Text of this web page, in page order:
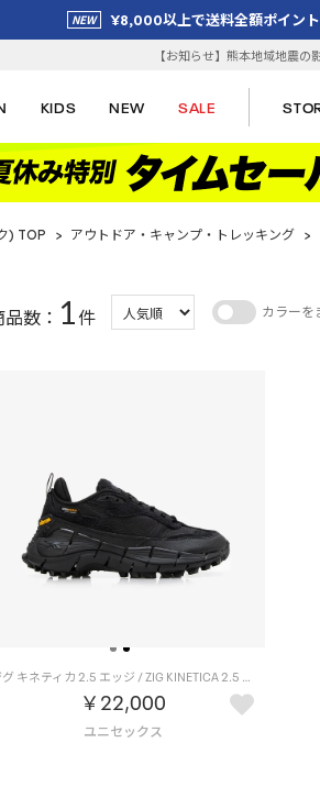
¥8,000以上で送料全額ポイ
【お知らせ】熊本地域地震の
KIDS NEW SALE
) TOP > アウトドア・キャンプ・トレッキング >
品数： 1件 カラーを
ジグ キネティカ 2.5 エッジ / ZIG KINETICA 2.5 EDGE （ブラック）
￥22,000